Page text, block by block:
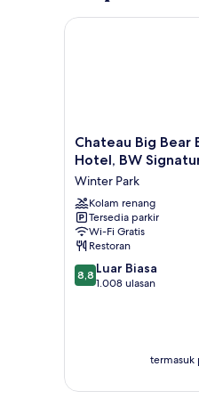
Chateau
Big
Boutique
Hotel,
BW
Signature
Collection
Winter
Park
Chateau Big Bear
Hotel, BW
Winter Park
Kolam renang
Tersedia parkir
Wi-Fi Gratis
Restoran
8.8
dari
8,8 Luar Biasa
1.008 ulasan
termasuk
Chateau Big Bear